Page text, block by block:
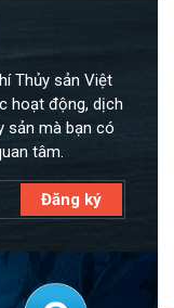
Thủy sản Việt
hoạt động, dịch
sản mà bạn có
tâm.